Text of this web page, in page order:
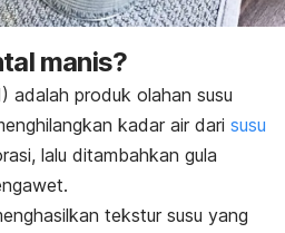
manis?
adalah produk olahan susu
kadar air dari susu
lalu ditambahkan gula
tekstur susu yang